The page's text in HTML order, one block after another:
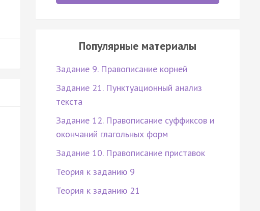
Популярные материалы
Задание 9. Правописание корней
Задание 21. Пунктуационный анализ
текста
Задание 12. Правописание суффиксов и
окончаний глагольных форм
Задание 10. Правописание приставок
Теория к заданию 9
Теория к заданию 21